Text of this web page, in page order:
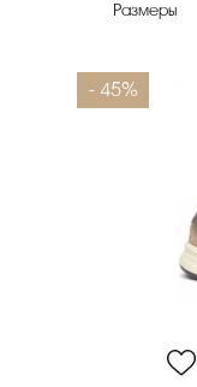
Размеры
- 45%